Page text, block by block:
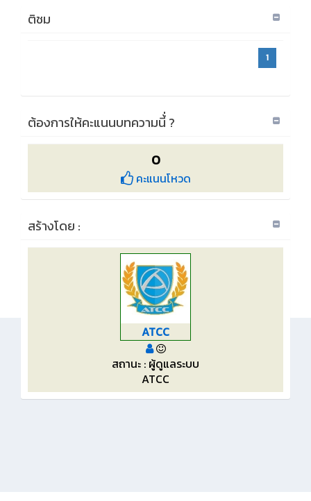
ติชม
1
ต้องการให้คะแนนบทความนี้่ ?
0
คะแนนโหวด
สร้างโดย :
ATCC
สถานะ : ผู้ดูแลระบบ
ATCC